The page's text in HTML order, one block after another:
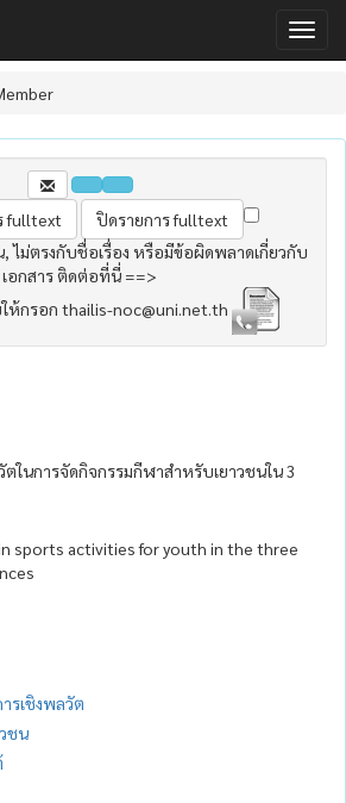
, ไม่ตรงกับชื่อเรื่อง หรือมีข้อผิดพลาดเกี่ยวกับ
เอกสาร ติดต่อที่นี่ ==>
ห้กรอก thailis-noc@uni.net.th
ในการจัดกิจกรรมกีฬาสำหรับเยาวชนใน 3
sports activities for youth in the three
รเชิงพลวัต
ชน